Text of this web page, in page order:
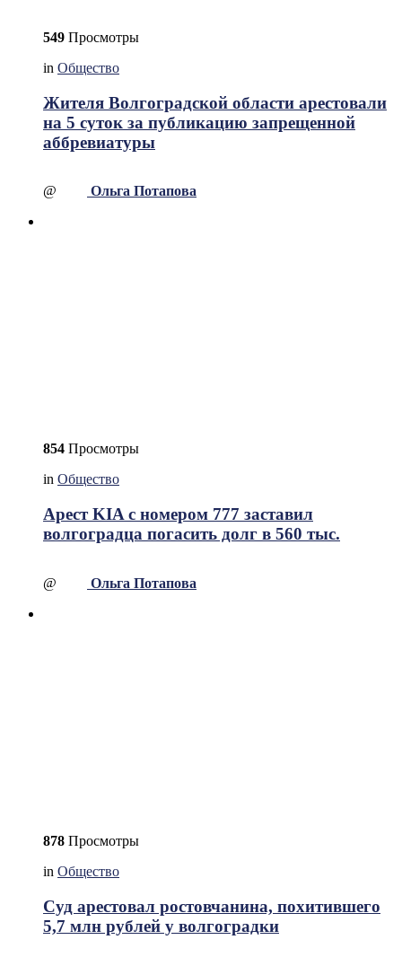
549 Просмотры
in Общество
Жителя Волгоградской области арестовали
на 5 суток за публикацию запрещенной
аббревиатуры
@ Ольга Потапова
854 Просмотры
in Общество
Арест KIA с номером 777 заставил
волгоградца погасить долг в 560 тыс.
@ Ольга Потапова
878 Просмотры
in Общество
Суд арестовал ростовчанина, похитившего
5,7 млн рублей у волгоградки